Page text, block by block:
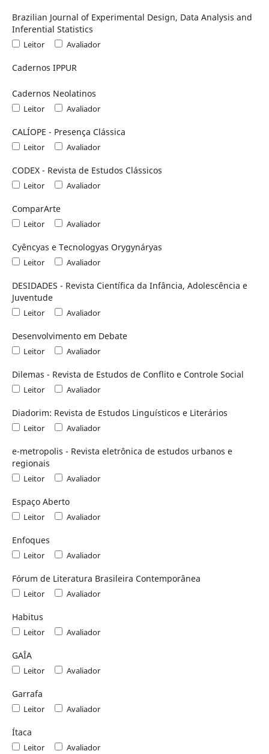
Brazilian Journal of Experimental Design, Data Analysis and
Inferential Statistics
Leitor Avaliador
Cadernos IPPUR
Cadernos Neolatinos
Leitor Avaliador
CALÍOPE - Presença Clássica
Leitor Avaliador
CODEX - Revista de Estudos Clássicos
Leitor Avaliador
ComparArte
Leitor Avaliador
Cyêncyas e Tecnologyas Orygynáryas
Leitor Avaliador
DESIDADES - Revista Científica da Infância, Adolescência e
Juventude
Leitor Avaliador
Desenvolvimento em Debate
Leitor Avaliador
Dilemas - Revista de Estudos de Conflito e Controle Social
Leitor Avaliador
Diadorim: Revista de Estudos Linguísticos e Literários
Leitor Avaliador
e-metropolis - Revista eletrônica de estudos urbanos e
regionais
Leitor Avaliador
Espaço Aberto
Leitor Avaliador
Enfoques
Leitor Avaliador
Fórum de Literatura Brasileira Contemporânea
Leitor Avaliador
Habitus
Leitor Avaliador
GAÎA
Leitor Avaliador
Garrafa
Leitor Avaliador
Ítaca
Leitor Avaliador